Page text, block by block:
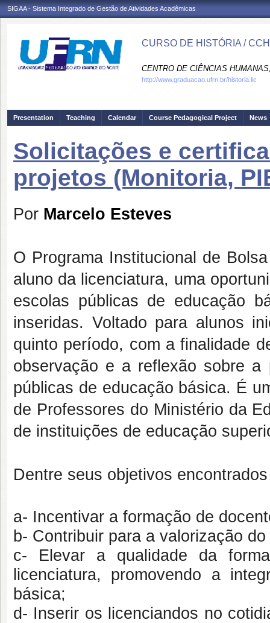
SIGAA - Sistema Integrado de Gestão de Atividades Acadêmicas
CURSO DE HISTÓRIA /
CENTRO DE CIÊNCIAS
http://www.graduacao.ufrn.br/historia.lic
Presentation Teaching Calendar Course Pedagogical Project News
Solicitações e
projetos (Monitoria,
Por Marcelo Esteves
O Programa Institucional de
aluno da licenciatura, uma
escolas públicas de educação
inseridas. Voltado para alunos
quinto período, com a finalidade
observação e a reflexão sobre
públicas de educação básica. É
de Professores do Ministério da
de instituições de educação
Dentre seus objetivos
a- Incentivar a formação de
b- Contribuir para a valorização
c- Elevar a qualidade da
licenciatura, promovendo a
básica;
d- Inserir os licenciandos no